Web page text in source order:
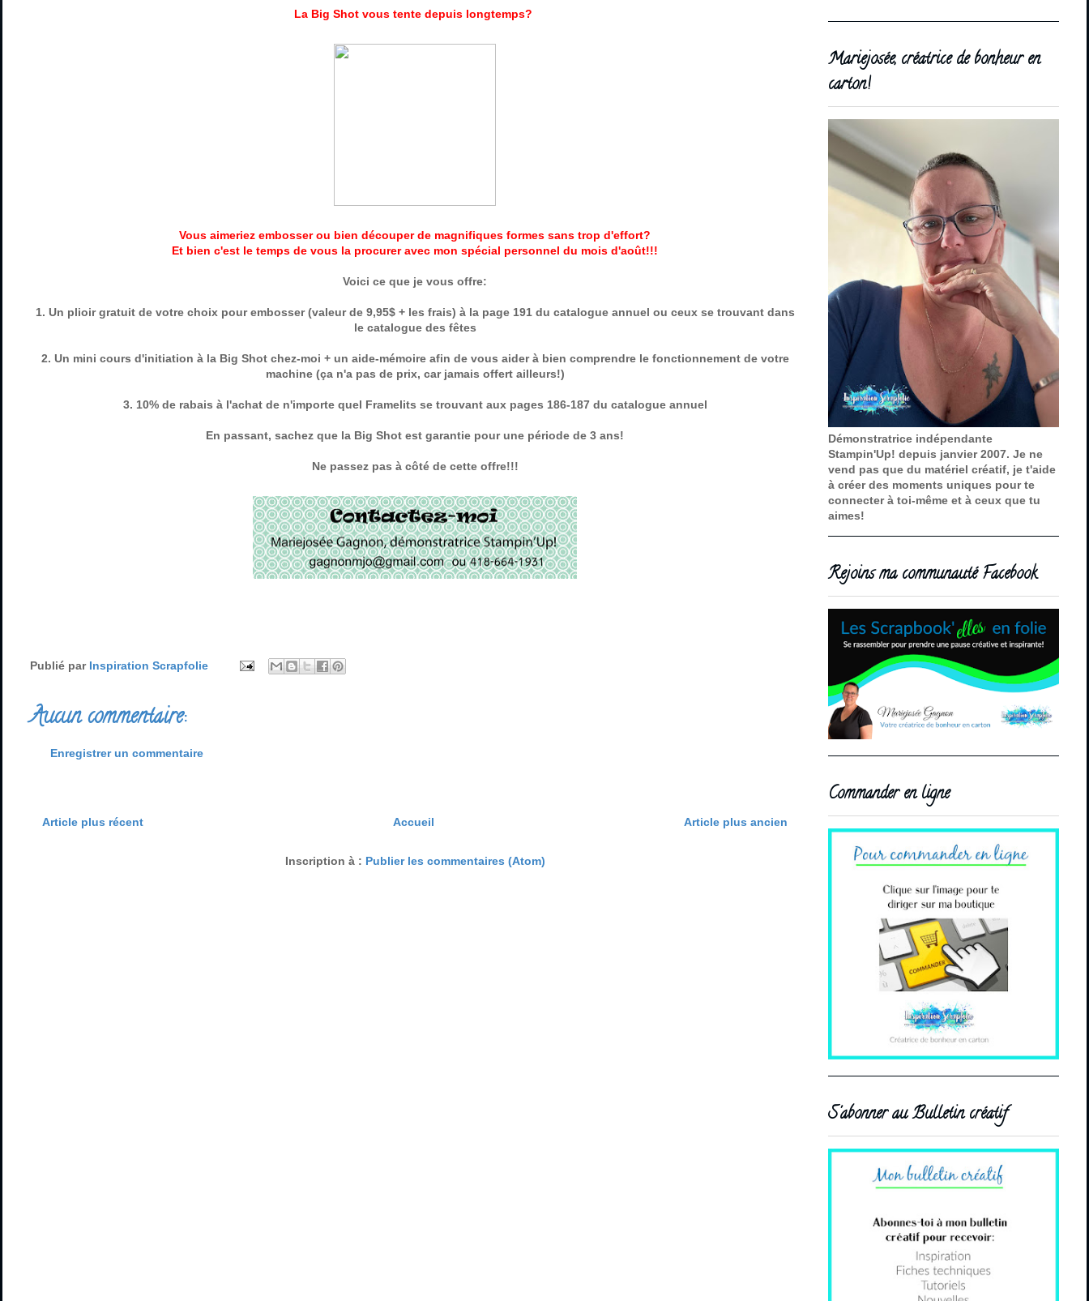
La Big Shot vous tente depuis longtemps?
Vous aimeriez embosser ou bien découper de magnifiques formes sans trop d'effort?
Et bien c'est le temps de vous la procurer avec mon spécial personnel du mois d'août!!!
Voici ce que je vous offre:
1. Un plioir gratuit de votre choix pour embosser (valeur de 9,95$ + les frais) à la page 191 du catalogue annuel ou ceux se trouvant dans
le catalogue des fêtes
2. Un mini cours d'initiation à la Big Shot chez-moi + un aide-mémoire afin de vous aider à bien comprendre le fonctionnement de votre
machine (ça n'a pas de prix, car jamais offert ailleurs!)
3. 10% de rabais à l'achat de n'importe quel Framelits se trouvant aux pages 186-187 du catalogue annuel
En passant, sachez que la Big Shot est garantie pour une période de 3 ans!
Ne passez pas à côté de cette offre!!!
Publié par Inspiration Scrapfolie
Aucun commentaire:
Enregistrer un commentaire
Article plus récent Article plus ancien
Accueil
Inscription à : Publier les commentaires (Atom)
Mariejosée, créatrice de bonheur en
carton!
Démonstratrice indépendante
Stampin'Up! depuis janvier 2007. Je ne
vend pas que du matériel créatif, je t'aide
à créer des moments uniques pour te
connecter à toi-même et à ceux que tu
aimes!
Rejoins ma communauté Facebook
Commander en ligne
S'abonner au Bulletin créatif